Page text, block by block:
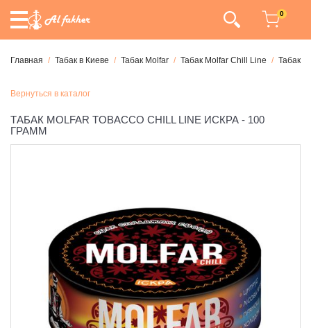
0
Главная Табак в Киеве Табак Molfar Табак Molfar Chill Line Табак
Вернуться в каталог
ТАБАК MOLFAR TOBACCO CHILL LINE ИСКРА - 100
ГРАММ